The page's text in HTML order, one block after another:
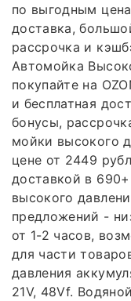
по выгодным
доставка,
рассрочка и
Автомойка
покупайте на
и бесплатная
бонусы,
мойки высокого
цене от 2449
доставкой в
высокого
предложений -
от 1-2 часов,
для части
давления
21V, 48Vf.